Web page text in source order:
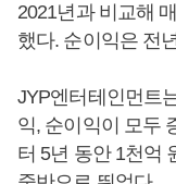
2021년과 비교해
했다. 순이익은 전
JYP엔터테인먼트
익, 순이익이 모두
터 5년 동안 1천억